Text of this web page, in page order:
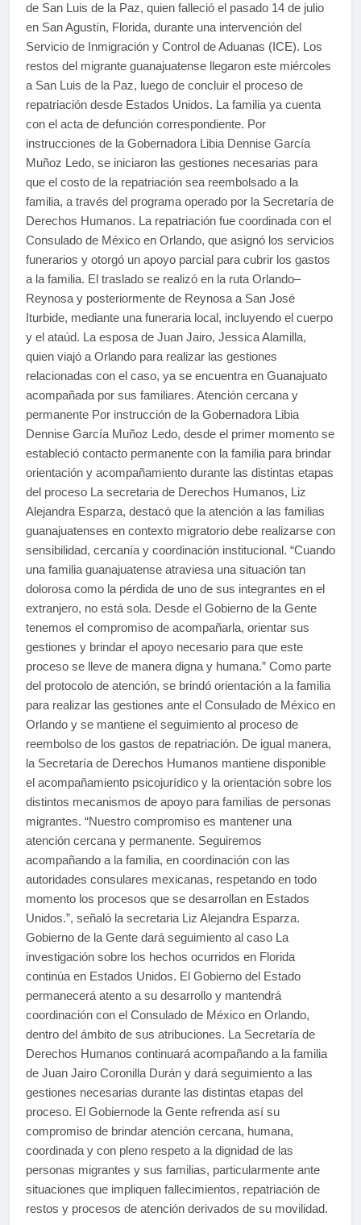
de San Luis de la Paz, quien falleció el pasado 14 de julio
en San Agustín, Florida, durante una intervención del
Servicio de Inmigración y Control de Aduanas (ICE). Los
restos del migrante guanajuatense llegaron este miércoles
a San Luis de la Paz, luego de concluir el proceso de
repatriación desde Estados Unidos. La familia ya cuenta
con el acta de defunción correspondiente. Por
instrucciones de la Gobernadora Libia Dennise García
Muñoz Ledo, se iniciaron las gestiones necesarias para
que el costo de la repatriación sea reembolsado a la
familia, a través del programa operado por la Secretaría de
Derechos Humanos. La repatriación fue coordinada con el
Consulado de México en Orlando, que asignó los servicios
funerarios y otorgó un apoyo parcial para cubrir los gastos
a la familia. El traslado se realizó en la ruta Orlando–
Reynosa y posteriormente de Reynosa a San José
Iturbide, mediante una funeraria local, incluyendo el cuerpo
y el ataúd. La esposa de Juan Jairo, Jessica Alamilla,
quien viajó a Orlando para realizar las gestiones
relacionadas con el caso, ya se encuentra en Guanajuato
acompañada por sus familiares. Atención cercana y
permanente Por instrucción de la Gobernadora Libia
Dennise García Muñoz Ledo, desde el primer momento se
estableció contacto permanente con la familia para brindar
orientación y acompañamiento durante las distintas etapas
del proceso La secretaria de Derechos Humanos, Liz
Alejandra Esparza, destacó que la atención a las familias
guanajuatenses en contexto migratorio debe realizarse con
sensibilidad, cercanía y coordinación institucional. “Cuando
una familia guanajuatense atraviesa una situación tan
dolorosa como la pérdida de uno de sus integrantes en el
extranjero, no está sola. Desde el Gobierno de la Gente
tenemos el compromiso de acompañarla, orientar sus
gestiones y brindar el apoyo necesario para que este
proceso se lleve de manera digna y humana.” Como parte
del protocolo de atención, se brindó orientación a la familia
para realizar las gestiones ante el Consulado de México en
Orlando y se mantiene el seguimiento al proceso de
reembolso de los gastos de repatriación. De igual manera,
la Secretaría de Derechos Humanos mantiene disponible
el acompañamiento psicojurídico y la orientación sobre los
distintos mecanismos de apoyo para familias de personas
migrantes. “Nuestro compromiso es mantener una
atención cercana y permanente. Seguiremos
acompañando a la familia, en coordinación con las
autoridades consulares mexicanas, respetando en todo
momento los procesos que se desarrollan en Estados
Unidos.”, señaló la secretaria Liz Alejandra Esparza.
Gobierno de la Gente dará seguimiento al caso La
investigación sobre los hechos ocurridos en Florida
continúa en Estados Unidos. El Gobierno del Estado
permanecerá atento a su desarrollo y mantendrá
coordinación con el Consulado de México en Orlando,
dentro del ámbito de sus atribuciones. La Secretaría de
Derechos Humanos continuará acompañando a la familia
de Juan Jairo Coronilla Durán y dará seguimiento a las
gestiones necesarias durante las distintas etapas del
proceso. El Gobiernode la Gente refrenda así su
compromiso de brindar atención cercana, humana,
coordinada y con pleno respeto a la dignidad de las
personas migrantes y sus familias, particularmente ante
situaciones que impliquen fallecimientos, repatriación de
restos y procesos de atención derivados de su movilidad.